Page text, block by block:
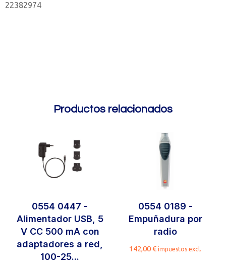
22382974
Productos relacionados
0554 0447 -
Alimentador USB, 5
V CC 500 mA con
adaptadores a red,
100-25...
0554 0189 -
Empuñadura por
radio
142,00€ impuestos excl.